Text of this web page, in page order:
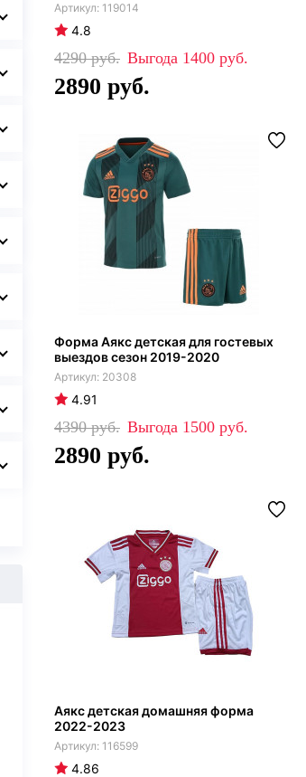
119014
4.8
4290 1400
2890
Форма Аякс детская для гостевых
выездов сезон 2019-2020
20308
4.91
4390 1500
2890
Аякс детская домашняя форма
2022-2023
116599
4.86